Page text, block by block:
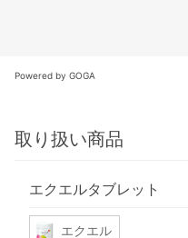
Powered by GOGA
取り扱い商品
エクエルタブレット
エクエル